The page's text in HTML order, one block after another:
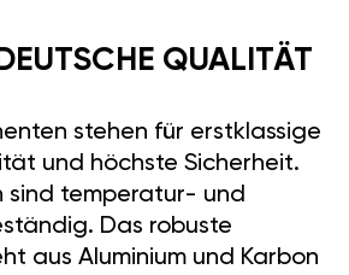
QUALITÄT
stehen für erstklassige
und höchste Sicherheit.
sind temperatur- und
Das robuste
aus Aluminium und Karbon